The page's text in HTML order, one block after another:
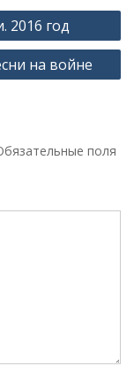
2016 год
на войне
поля